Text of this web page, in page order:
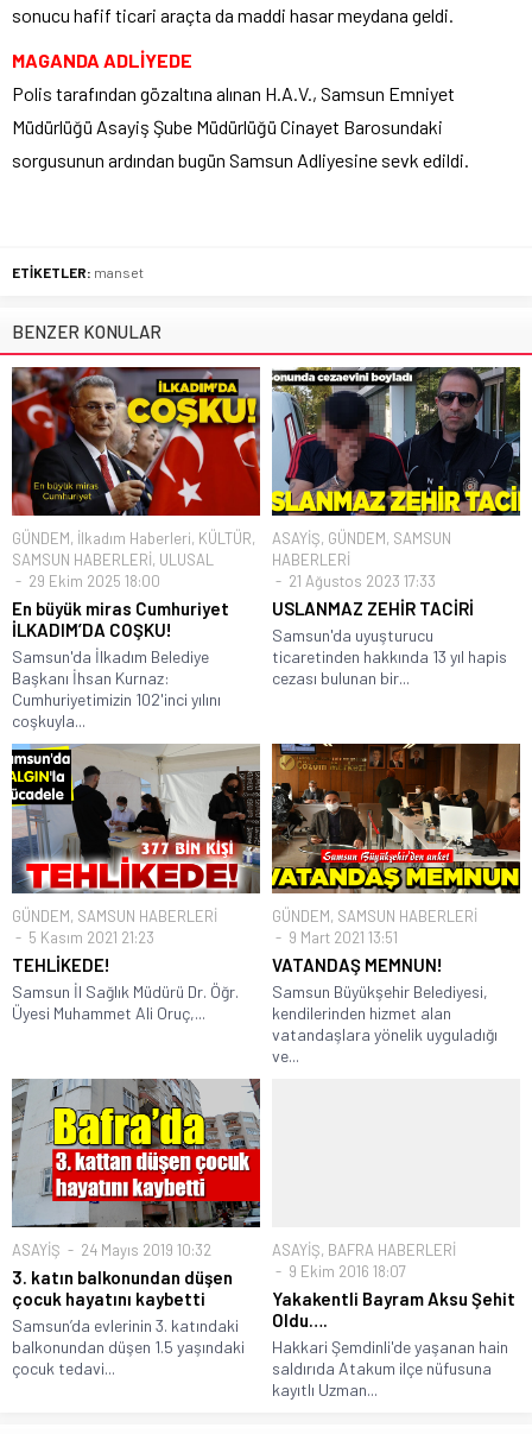
sonucu hafif ticari araçta da maddi hasar meydana geldi.
MAGANDA ADLİYEDE
Polis tarafından gözaltına alınan H.A.V., Samsun Emniyet
Müdürlüğü Asayiş Şube Müdürlüğü Cinayet Barosundaki
sorgusunun ardından bugün Samsun Adliyesine sevk edildi.
ETİKETLER: manset
BENZER KONULAR
GÜNDEM, İlkadım Haberleri, KÜLTÜR,
SAMSUN HABERLERİ, ULUSAL
29 Ekim 2025 18:00
En büyük miras Cumhuriyet
İLKADIM’DA COŞKU!
Samsun'da İlkadım Belediye
Başkanı İhsan Kurnaz:
Cumhuriyetimizin 102'inci yılını
coşkuyla...
ASAYİŞ, GÜNDEM, SAMSUN
HABERLERİ
21 Ağustos 2023 17:33
USLANMAZ ZEHİR TACİRİ
Samsun'da uyuşturucu
ticaretinden hakkında 13 yıl hapis
cezası bulunan bir...
GÜNDEM, SAMSUN HABERLERİ
5 Kasım 2021 21:23
TEHLİKEDE!
Samsun İl Sağlık Müdürü Dr. Öğr.
Üyesi Muhammet Ali Oruç,...
GÜNDEM, SAMSUN HABERLERİ
9 Mart 2021 13:51
VATANDAŞ MEMNUN!
Samsun Büyükşehir Belediyesi,
kendilerinden hizmet alan
vatandaşlara yönelik uyguladığı
ve...
ASAYİŞ 24 Mayıs 2019 10:32
3. katın balkonundan düşen
çocuk hayatını kaybetti
Samsun’da evlerinin 3. katındaki
balkonundan düşen 1.5 yaşındaki
çocuk tedavi...
ASAYİŞ, BAFRA HABERLERİ
9 Ekim 2016 18:07
Yakakentli Bayram Aksu Şehit
Oldu….
Hakkari Şemdinli'de yaşanan hain
saldırıda Atakum ilçe nüfusuna
kayıtlı Uzman...